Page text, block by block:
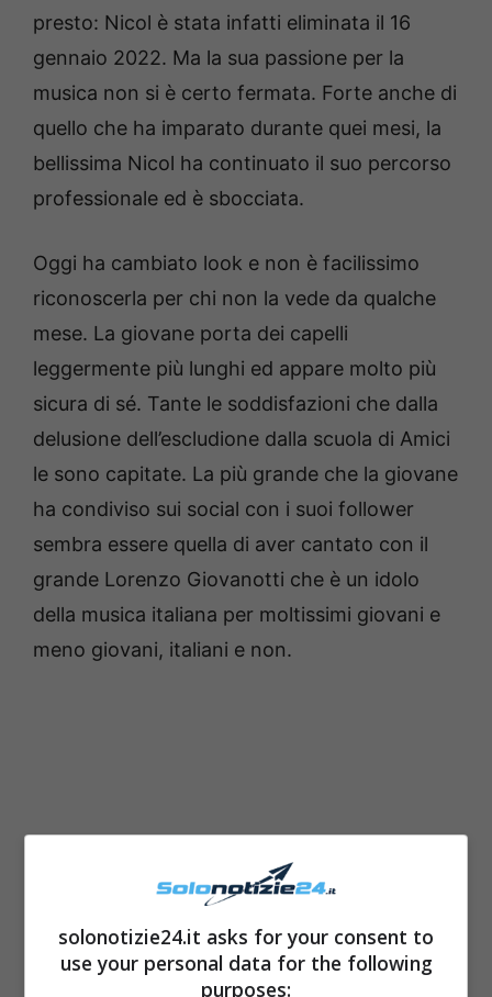
presto: Nicol è stata infatti eliminata il 16
gennaio 2022. Ma la sua passione per la
musica non si è certo fermata. Forte anche di
quello che ha imparato durante quei mesi, la
bellissima Nicol ha continuato il suo percorso
professionale ed è sbocciata.
Oggi ha cambiato look e non è facilissimo
riconoscerla per chi non la vede da qualche
mese. La giovane porta dei capelli
leggermente più lunghi ed appare molto più
sicura di sé. Tante le soddisfazioni che dalla
delusione dell’escludione dalla scuola di Amici
le sono capitate. La più grande che la giovane
ha condiviso sui social con i suoi follower
sembra essere quella di aver cantato con il
grande Lorenzo Giovanotti che è un idolo
della musica italiana per moltissimi giovani e
meno giovani, italiani e non.
solonotizie24.it asks for your consent to
use your personal data for the following
purposes: